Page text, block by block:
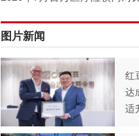
图片新闻
红
达
适